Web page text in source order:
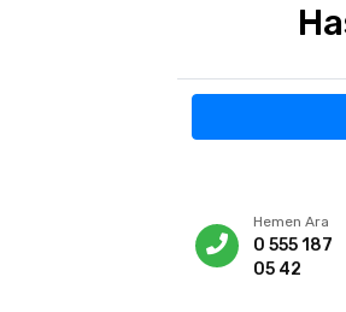
Hemen Ara
0 555 187
05 42